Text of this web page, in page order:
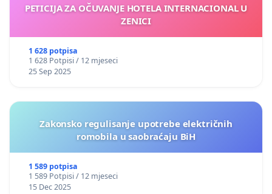
PETICIJA ZA OČUVANJE HOTELA INTERNACIONAL U
ZENICI
1 628 potpisa
1 628 Potpisi / 12 mjeseci
25 Sep 2025
Zakonsko regulisanje upotrebe električnih
romobila u saobraćaju BiH
1 589 potpisa
1 589 Potpisi / 12 mjeseci
15 Dec 2025